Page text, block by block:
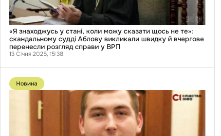
скандальному
судді
Аблову
викликали
швидку
вчергове
розгляд
справи
ВРП
«Я знаходжусь у стані, коли можу сказати щось не те»:
скандальному судді Аблову викликали швидку й вчергове
перенесли розгляд справи у ВРП
13 Січня 2025, 15:38
Перейти
публікації
Новина